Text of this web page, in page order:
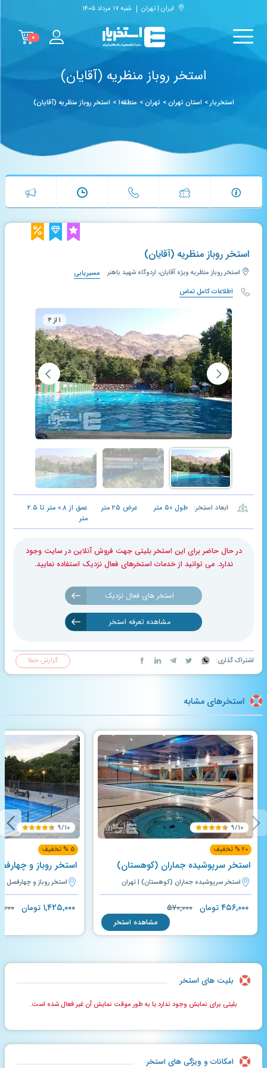
ایران | تهران شنبه ۱۷ مرداد ۱۴۰۵
۰
استخر روباز منظریه (آقایان)
استخریار> استان تهران> تهران> منطقه۱ > استخر روباز منظریه (آقایان)
استخر روباز منظریه (آقایان)
استخر روباز منظریه ویژه آقایان، اردوگاه شهید باهنر
مسیریابی
اطلاعات کامل تماس
۱ از ۴
ابعاد استخر: طول ۵۰متر عرض ۲۵ متر عمق از ۰.۸ متر تا ۲.۵
متر
در حال حاضر برای این استخر بلیتی جهت فروش آنلاین در سایت وجود
ندارد. می توانید از خدمات استخرهای فعال نزدیک استفاده نمایید.
استخر های فعال نزدیک
مشاهده تعرفه استخر
اشتراک گذاری: گزارش خطا
استخرهای مشابه
۹/۱۰
۲۰ % تخفیف
استخر سرپوشیده جماران (کوهستان)
استخر سرپوشیده جماران (کوهستان) | تهران
۴۵۶,۰۰۰تومان ۵۷۰,۰۰۰
مشاهده استخر
۹/۱۰
۵ % تخفیف
استخر روباز و چهارفصل
۱,۴۲۵,۰۰۰ تومان
بلیت های استخر
بلیتی برای نمایش وجود ندارد یا به طور موقت نمایش آن غیر فعال شده است.
امکانات و ویژگی های استخر